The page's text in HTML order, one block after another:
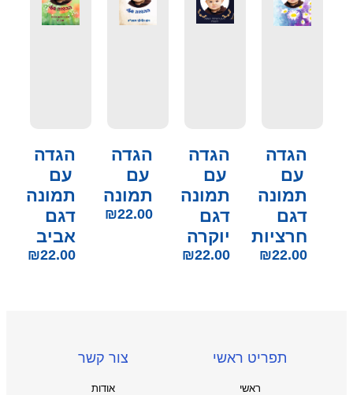
הגדה
עם
תמונה
דגם
חרציות
₪22.00
הגדה
עם
תמונה
דגם
יוקרה
₪22.00
הגדה
עם
תמונה
₪22.00
הגדה
עם
תמונה
דגם
אביב
₪22.00
תפריט ראשי
ראשי
צור קשר
אודות